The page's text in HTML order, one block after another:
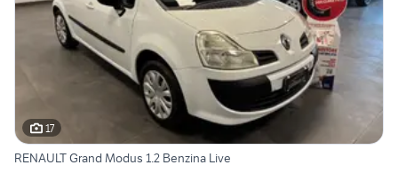
17
RENAULT Grand Modus 1.2 Benzina Live